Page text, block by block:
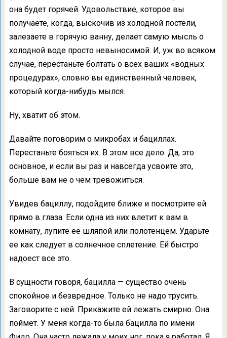
она будет горячей. Удовольствие, которое вы
получаете, когда, выскочив из холодной постели,
залезаете в горячую ванну, делает самую мысль о
холодной воде просто невыносимой. И, уж во всяком
случае, перестаньте болтать о всех ваших «водных
процедурах», словно вы единственный человек,
который когда-нибудь мылся.
Ну, хватит об этом.
Давайте поговорим о микробах и бациллах.
Перестаньте бояться их. В этом все дело. Да, это
основное, и если вы раз и навсегда усвоите это,
больше вам не о чем тревожиться.
Увидев бациллу, подойдите ближе и посмотрите ей
прямо в глаза. Если одна из них влетит к вам в
комнату, лупите ее шляпой или полотенцем. Ударьте
ее как следует в солнечное сплетение. Ей быстро
надоест все это.
В сущности говоря, бацилла — существо очень
спокойное и безвредное. Только не надо трусить.
Заговорите с ней. Прикажите ей лежать смирно. Она
поймет. У меня когда-то была бацилла по имени